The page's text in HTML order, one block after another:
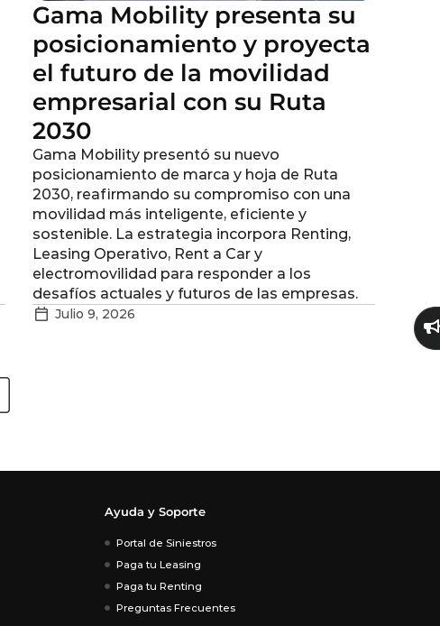
Gama Mobility presenta su
posicionamiento y proyecta
el futuro de la movilidad
empresarial con su Ruta
2030
Gama Mobility presentó su nuevo
posicionamiento de marca y hoja de Ruta
2030, reafirmando su compromiso con una
movilidad más inteligente, eficiente y
sostenible. La estrategia incorpora Renting,
Leasing Operativo, Rent a Car y
electromovilidad para responder a los
desafíos actuales y futuros de las empresas.
Julio 9, 2026
Ayuda y Soporte
Portal de Siniestros
Paga tu Leasing
Paga tu Renting
Preguntas Frecuentes